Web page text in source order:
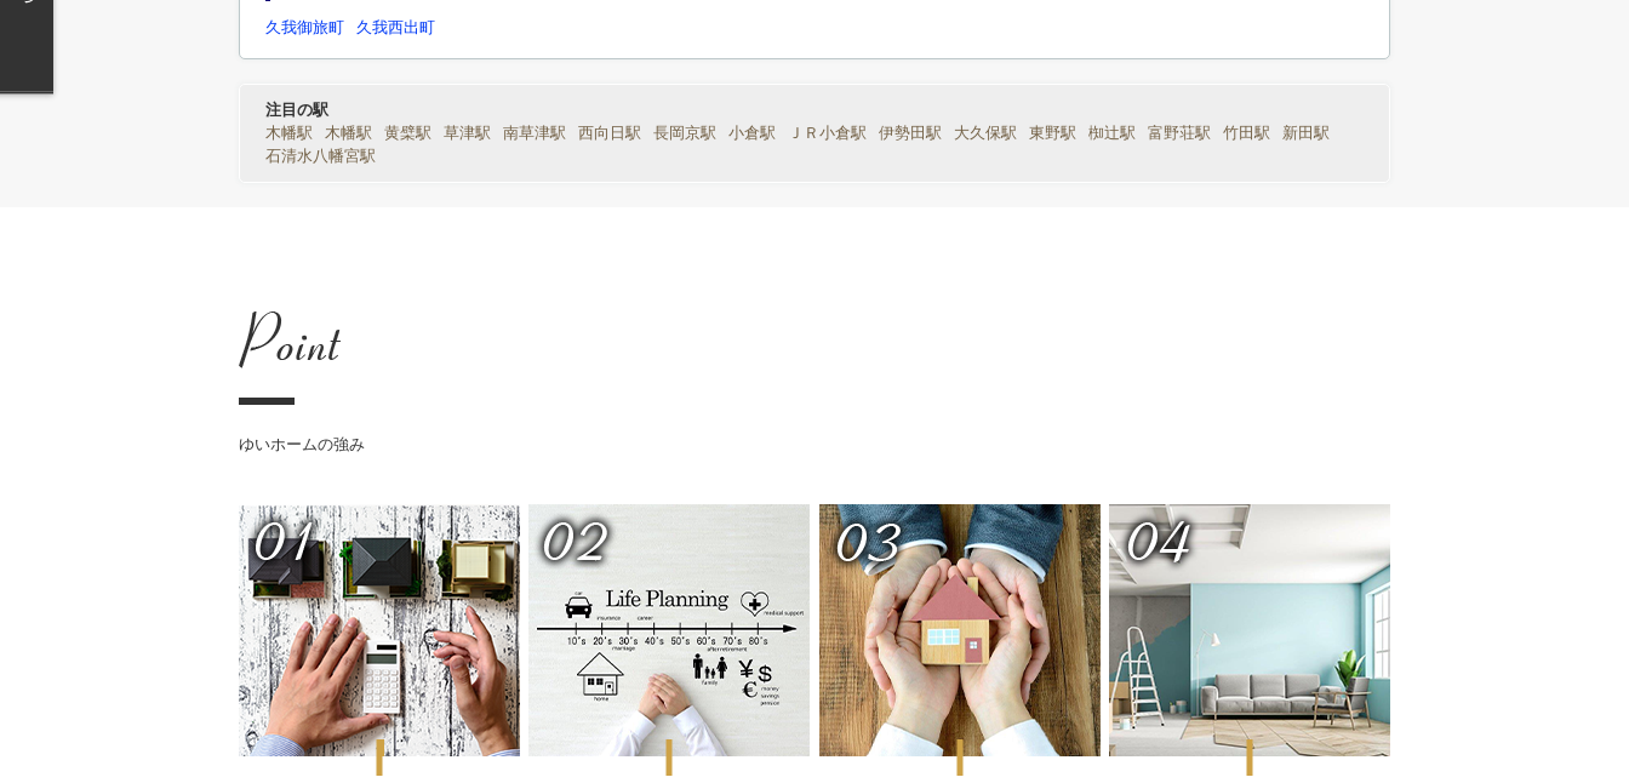
久我御旅町 久我西出町
注目の駅
木幡駅
木幡駅 黄檗駅 草津駅 南草津駅 西向日駅 長岡京駅 小倉駅 ＪＲ小倉駅 伊勢田駅 大久保駅 東野駅 椥辻駅 富野荘駅 竹田駅
新田駅
石清水八幡宮駅
ゆいホームの強み